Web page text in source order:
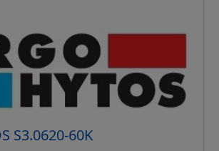
S3.0620-60K